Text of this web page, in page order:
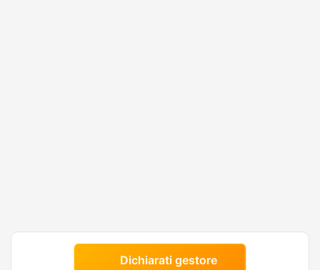
Dichiarati gestore